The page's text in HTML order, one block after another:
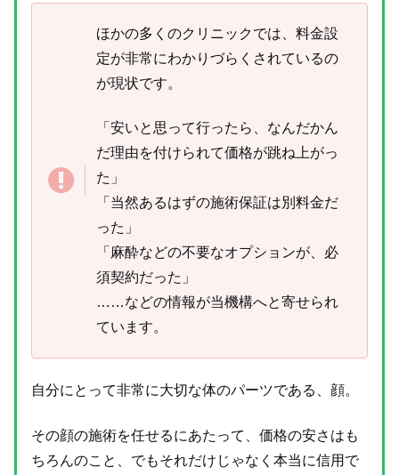
ほかの多くのクリニックでは、料金設
定が非常にわかりづらくされているの
が現状です。
「安いと思って行ったら、なんだかん
だ理由を付けられて価格が跳ね上がっ
た」
「当然あるはずの施術保証は別料金だ
った」
「麻酔などの不要なオプションが、必
須契約だった」
……などの情報が当機構へと寄せられ
ています。
自分にとって非常に大切な体のパーツである、顔。
その顔の施術を任せるにあたって、価格の安さはも
ちろんのこと、でもそれだけじゃなく本当に信用で